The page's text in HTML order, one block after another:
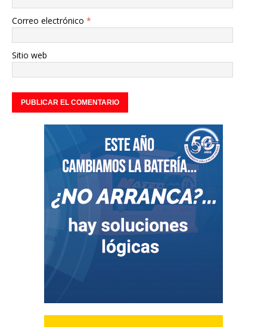
Correo electrónico *
Sitio web